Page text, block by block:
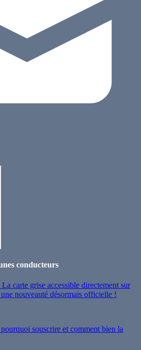
conducteurs
carte grise accessible directement sur
nouveauté désormais officielle !
souscrire et comment bien la